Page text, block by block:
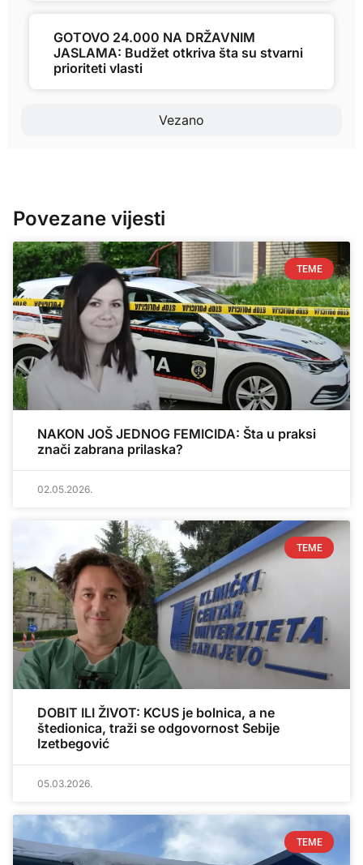
Vezano
GOTOVO 24.000 NA DRŽAVNIM
JASLAMA: Budžet otkriva šta su stvarni
prioriteti vlasti
Povezane vijesti
TEME
NAKON JOŠ JEDNOG FEMICIDA: Šta u praksi
znači zabrana prilaska?
02.05.2026.
TEME
DOBIT ILI ŽIVOT: KCUS je bolnica, a ne
štedionica, traži se odgovornost Sebije
Izetbegović
05.03.2026.
TEME